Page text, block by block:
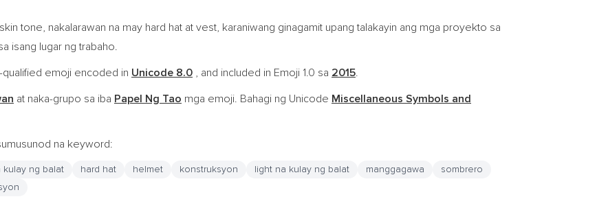
tone, nakalarawan na may hard hat at vest, karaniwang ginagamit upang talakayin ang mga proyekto sa
isang lugar ng trabaho.
qualified emoji encoded in Unicode 8.0 , and included in Emoji 1.0 sa 2015.
at naka-grupo sa iba Papel Ng Tao mga emoji. Bahagi ng Unicode Miscellaneous Symbols and
na keyword:
kulay ng balat hard hat helmet konstruksyon light na kulay ng balat manggagawa
sombrero